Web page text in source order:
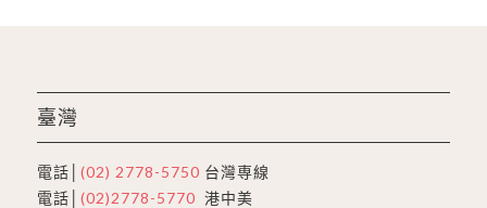
臺灣
電話│ (02) 2778-5750 台灣専線
電話│ (02)2778-5770 港中美